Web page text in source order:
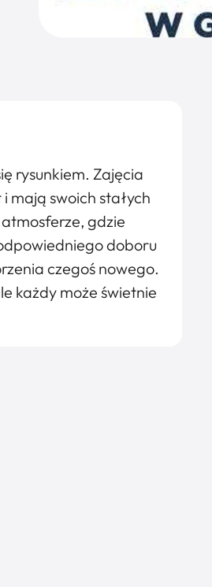
rysunkiem. Zajęcia
mają swoich stałych
gdzie
doboru
czegoś nowego.
każdy może świetnie